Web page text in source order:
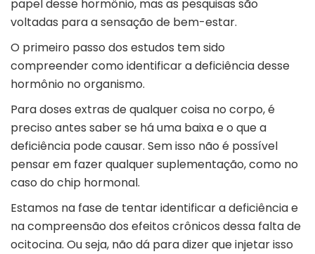
papel desse hormônio, mas as pesquisas são
voltadas para a sensação de bem-estar.
O primeiro passo dos estudos tem sido
compreender como identificar a deficiência desse
hormônio no organismo.
Para doses extras de qualquer coisa no corpo, é
preciso antes saber se há uma baixa e o que a
deficiência pode causar. Sem isso não é possível
pensar em fazer qualquer suplementação, como no
caso do chip hormonal.
Estamos na fase de tentar identificar a deficiência e
na compreensão dos efeitos crônicos dessa falta de
ocitocina. Ou seja, não dá para dizer que injetar isso